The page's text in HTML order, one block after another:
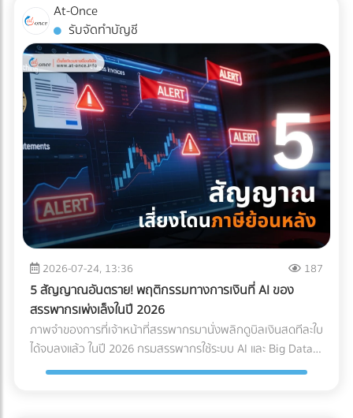
บริการขนส่ง (3PL) ระดับพรีเมียมที่จะมาดูแลสินค้าหลักล้านของ
คุณ ควรต้องมีคุณสมบัติและเทคโนโลยีที่ออกแบบมาเพื่อการ
แพทย์โดยเฉพาะ ดังนี้: รถขนส่งระบบกันสะเทือนแบบถุงลม (Air-
Ride Suspension): นี่คือหัวใจสำคัญ! ต้องใช้รถบรรทุกที่ติดตั้ง
ช่วงล่างแบบถุงลมเท่านั้น เพื่อดูดซับแรงสั่นสะเทือนและแรง
กระแทกจากพื้นถนนให้เหลือน้อยที่สุด คุ้มครองเซนเซอร์ภายใน
เครื่องจักรให้อยู่ในสภาพ 100% บริการ White Glove Service:
การขนส่งระดับนี้ไม่ได้จบแค่การดรอปของไว้หน้าประตูโรง
พยาบาล แต่ทีมขนส่งต้องมีความเชี่ยวชาญในการแกะกล่อง
(Unpacking) นำเครื่องมือเข้าไปติดตั้งยังห้องปฏิบัติการที่ซับ
ซ้อน และจัดการนำขยะบรรจุภัณฑ์กลับไปทิ้งอย่างถูกวิธี
มาตรฐานคุณภาพระดับสากล (Certifications): พาร์ทเนอร์ด้าน
Logistics ของคุณควรมีใบรับรองมาตรฐาน เช่น ISO 13485
(ระบบบริหารคุณภาพสำหรับเครื่องมือแพทย์) หรือ GDP (Good
Distribution Practice) เพื่อการันตีความมืออาชีพ ระบบติดตาม
แบบ Real-Time (IoT Tracking): ในยุคนี้ การเช็กแค่ว่า "ของถึง
ไหนแล้ว" ไม่พออีกต่อไป ต้องมีเซนเซอร์ IoT ติดไว้กับกล่องสินค้า
เพื่อวัดค่า G-Force (แรงกระแทก), อุณหภูมิ และความเอียง (Tilt)
ตลอดการเดินทาง ซึ่งข้อมูลเหล่านี้สามารถใช้เป็นหลักฐานยืนยัน
ความสมบูรณ์ของสินค้าเมื่อส่งมอบได้ สรุปความคุ้มค่า (ROI):
Agencies) และขายห้องพักแบบ "รายวัน" ซึ่งไม่ตอบโจทย์ชาว
Nomad ที่ต้องการพำนักระยะยาว (1-6 เดือน) หากคุณเป็น
เจ้าของโรงแรมหรือผู้บริหารที่ต้องการเพิ่ม Occupancy Rate
โดยเฉพาะในช่วง Low Season นี่คือจังหวะทองในการปรับ
กลยุทธ์ครับ ทำไมการตลาดแบบเดิมถึงปิดการขายกลุ่ม Nomad
ไม่ได้? พฤติกรรมการจองที่พักของกลุ่ม Digital Nomad นั้นต่าง
จากนักท่องเที่ยวทั่วไปอย่างสิ้นเชิง พวกเขาไม่ได้มองหาสระว่าย
น้ำสวยๆ หรืออาหารเช้าแบบบุฟเฟต์เป็นอันดับแรก แต่พวกเขา
กำลังมองหา "ออฟฟิศส่วนตัวที่พักผ่อนได้" 3 กลยุทธ์เปลี่ยน
โรงแรมให้เป็น Nomad Hub ที่ทำกำไรสูงสุด หากต้องการดึงดูด
ลูกค้ากลุ่มนี้ให้ยอมจ่ายเงินหลักหมื่นถึงหลักแสนเพื่อเข้าพักระยะ
ยาว คุณต้องปรับแต่งการนำเสนอใหม่ ดังนี้: 1. สร้าง Landing
Page เฉพาะกิจ (Dedicated Landing Page) อย่าส่งลูกค้ากลุ่ม
นี้ไปที่หน้า Home ของเว็บไซต์โรงแรมทั่วไป ให้สร้างหน้า Landing
Page แยกออกมาต่างหากเพื่อขายแพ็กเกจ Long-stay โดย
เฉพาะ หน้านี้ต้องโชว์ภาพห้องทำงานที่สว่าง มีปลั๊กไฟเพียงพอ
และระบุความเร็วอินเทอร์เน็ตอย่างชัดเจน พร้อมปุ่ม Call-to-
Action ที่กระตุ้นให้เกิดการจองตรง (Direct Booking) ทันที 2.
จัดแพ็กเกจ "Ready to Work" เพื่ออัปราคา (Upselling) แทนที่
จะลดราคาห้องพักเพื่อแข่งกับอพาร์ตเมนต์ ให้คุณเพิ่มมูลค่า
At-Once
รับจัดทำบัญชี
2026-07-24, 13:36 187
5 สัญญาณอันตราย! พฤติกรรมทางการเงินที่ AI ของ
สรรพากรเพ่งเล็งในปี 2026
ภาพจำของการที่เจ้าหน้าที่สรรพากรมานั่งพลิกดูบิลเงินสดทีละใบ
ได้จบลงแล้ว ในปี 2026 กรมสรรพากรใช้ระบบ AI และ Big Data
ในการเชื่อมโยงข้อมูลทางการเงินของธุรกิจแบบเรียลไทม์ (Real-